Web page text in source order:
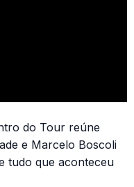
do Tour reúne
e Marcelo Boscoli
tudo que aconteceu